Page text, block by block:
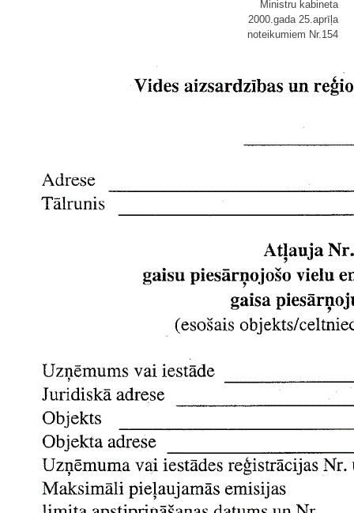
Ministru kabineta
2000.gada 25.aprīļa
noteikumiem Nr.154